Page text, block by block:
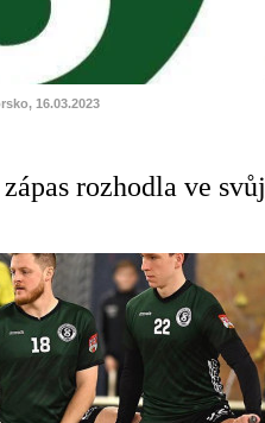
16.03.2023
rozhodla ve svůj